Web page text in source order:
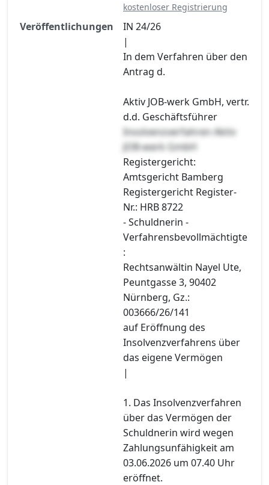
kostenloser Registrierung
Veröffentlichungen
IN 24/26
|
In dem Verfahren über den
Antrag d.
Aktiv JOB-werk GmbH, vertr.
d.d. Geschäftsführer
Insolvenzverfahren Aktiv
JOB-werk GmbH
Registergericht:
Amtsgericht Bamberg
Registergericht Register-
Nr.: HRB 8722
- Schuldnerin -
Verfahrensbevollmächtigte
:
Rechtsanwältin Nayel Ute,
Peuntgasse 3, 90402
Nürnberg, Gz.:
003666/26/141
auf Eröffnung des
Insolvenzverfahrens über
das eigene Vermögen
|
1. Das Insolvenzverfahren
über das Vermögen der
Schuldnerin wird wegen
Zahlungsunfähigkeit am
03.06.2026 um 07.40 Uhr
eröffnet.